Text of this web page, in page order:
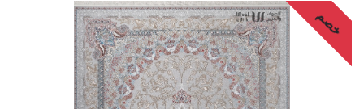
خصم